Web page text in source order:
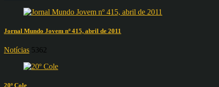
Jornal Mundo Jovem nº 415, abril de 2011
Notícias 5362
20º Cole